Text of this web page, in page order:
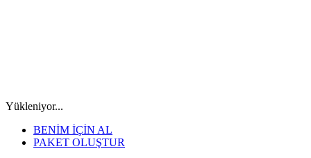
Yükleniyor...
BENİM İÇİN AL
PAKET OLUŞTUR